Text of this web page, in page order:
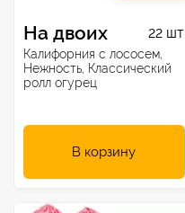
На двоих 22 шт
Калифорния с лососем,
Нежность, Классический
ролл огурец
В корзину